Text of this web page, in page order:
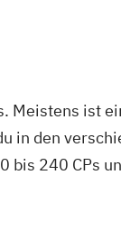
Meistens ist
in den
bis 240 CPs